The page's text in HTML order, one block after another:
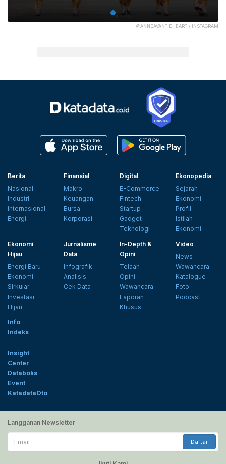
@ANNEAVANTIEHEART / INSTAGRAM
Berita
Nasional
Industri
Internasional
Energi
Finansial
Makro
Keuangan
Bursa
Korporasi
Digital
E-Commerce
Fintech
Startup
Gadget
Teknologi
Ekonopedia
Sejarah
Ekonomi
Profil
Istilah
Ekonomi
Ekonomi
Hijau
Energi Baru
Ekonomi
Sirkular
Investasi
Hijau
Jurnalisme
Data
Infografik
Analisis
Cek Data
In-Depth &
Opini
Telaah
Opini
Wawancara
Laporan
Khusus
Video
News
Wawancara
Katalogue
Foto
Podcast
Info
Indeks
Insight
Center
Databoks
Event
KatadataOto
Langganan Newsletter
Email
Daftar